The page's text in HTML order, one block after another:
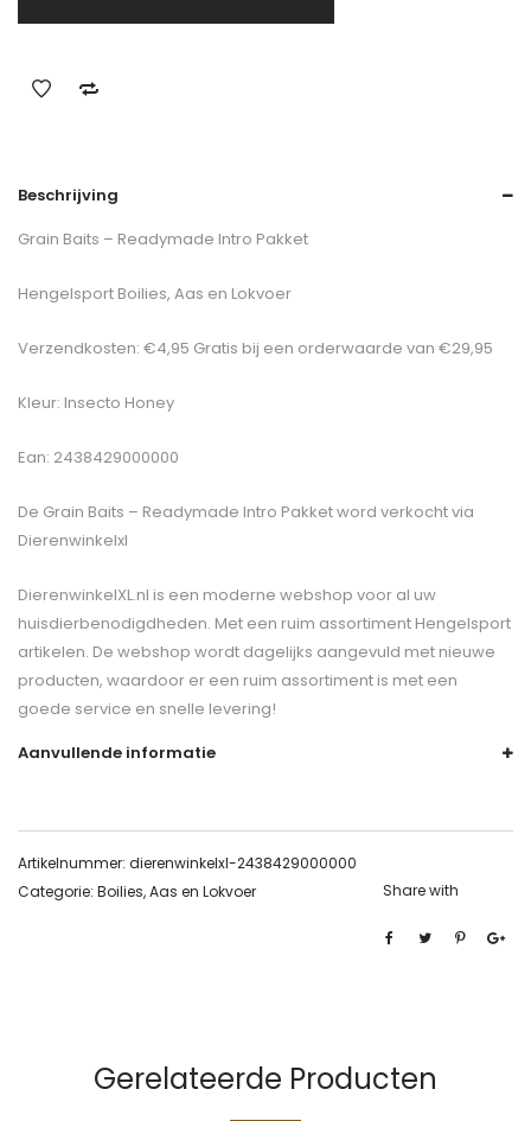
Beschrijving
Grain Baits – Readymade Intro Pakket
Hengelsport Boilies, Aas en Lokvoer
Verzendkosten: €4,95 Gratis bij een orderwaarde van €29,95
Kleur: Insecto Honey
Ean: 2438429000000
De Grain Baits – Readymade Intro Pakketword verkocht via
Dierenwinkelxl
DierenwinkelXL.nl is een moderne webshop voor al uw
huisdierbenodigdheden. Met een ruim assortiment Hengelsport
artikelen. De webshop wordt dagelijks aangevuld met nieuwe
producten, waardoor er een ruim assortiment is met een
goede service en snelle levering!
Aanvullende informatie
Artikelnummer: dierenwinkelxl-2438429000000
Categorie: Boilies, Aas en Lokvoer Share with
Gerelateerde Producten